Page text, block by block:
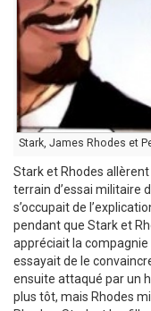
Stark, James Rhodes et
Stark et Rhodes
terrain d’essai militaire
s’occupait de
pendant que Stark et
appréciait la compagnie
essayait de le
ensuite attaqué par un
plus tôt, mais Rhodes